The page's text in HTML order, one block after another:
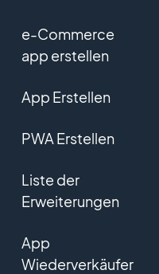
e-Commerce
app erstellen
App Erstellen
PWA Erstellen
Liste der
Erweiterungen
App
Wiederverkäufer